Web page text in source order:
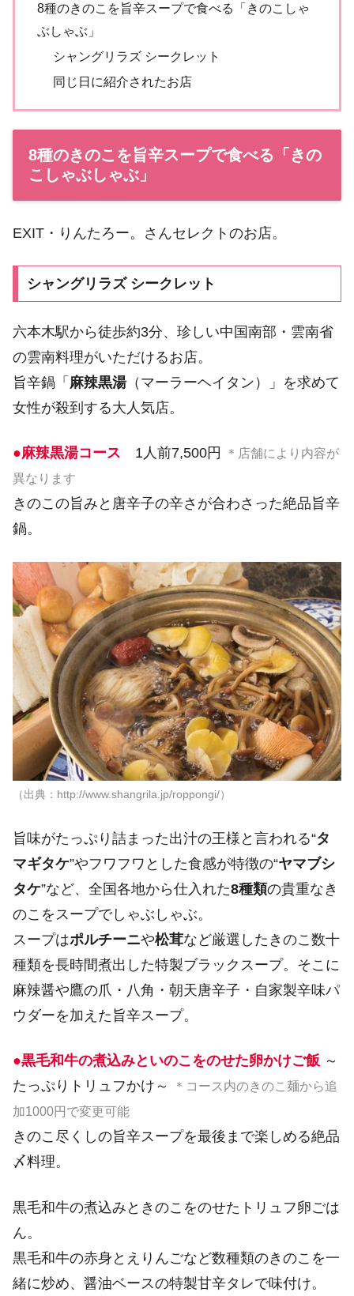
8種のきのこを旨辛スープで食べる「きのこしゃ
ぶしゃぶ」
シャングリラズ シークレット
同じ日に紹介されたお店
8種のきのこを旨辛スープで食べる「きの
こしゃぶしゃぶ」
EXIT・りんたろー。さんセレクトのお店。
シャングリラズ シークレット
六本木駅から徒歩約3分、珍しい中国南部・雲南省
の雲南料理がいただけるお店。
旨辛鍋「 麻辣黒湯（マーラーヘイタン）」を求めて
女性が殺到する大人気店。
●麻辣黒湯コース 1人前7,500円
＊店舗により内容が
異なります
きのこの旨みと唐辛子の辛さが合わさった絶品旨辛
鍋。
（出典：http://www.shangrila.jp/roppongi/）
旨味がたっぷり詰まった出汁の王様と言われる“タ
マギタケ”やフワフワとした食感が特徴の“ヤマブシ
タケ”など、全国各地から仕入れた8種類の貴重なき
のこをスープでしゃぶしゃぶ。
スープはポルチーニや松茸など厳選したきのこ数十
種類を長時間煮出した特製ブラックスープ。そこに
麻辣醤や鷹の爪・八角・朝天唐辛子・自家製辛味パ
ウダーを加えた旨辛スープ。
●黒毛和牛の煮込みといのこをのせた卵かけご飯 ～
たっぷりトリュフかけ～
＊コース内のきのこ麺から追
加1000円で変更可能
きのこ尽くしの旨辛スープを最後まで楽しめる絶品
〆料理。
黒毛和牛の煮込みときのこをのせたトリュフ卵ごは
ん。
黒毛和牛の赤身とえりんごなど数種類のきのこを一
緒に炒め、醤油ベースの特製甘辛タレで味付け。